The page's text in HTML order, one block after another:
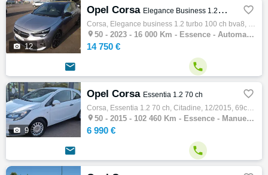
 12
Opel Corsa Elegance Business 1.2 Turbo 100 ch BVA8 
Corsa, Elegance business 1.2 turbo 100 ch bva8, Citadine, 03/2023, 101ch, 5cv, 16000 km, 5 portes, 5 places, Clim. auto, Essence, Boite de …
 50 - 2023 - 16 000 Km - Essence - Automatique - Citadine
14 750 €
 
 9
Opel Corsa Essentia 1.2 70 ch 
Corsa, Essentia 1.2 70 ch, Citadine, 12/2015, 69ch, 4cv, 102460 km, 3 portes, 5 places, Essence, Boite de vitesse manuelle, Couleur blanc, …
 50 - 2015 - 102 460 Km - Essence - Manuelle - Citadine
6 990 €
 